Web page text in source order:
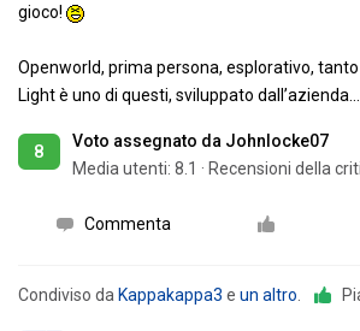
gioco!
Openworld, prima persona, esplorativo,
Light è uno di questi, sviluppato dall’azienda
8
Voto assegnato da Johnlocke07
Media utenti: 8.1 · Recensioni della
Commenta
Condiviso da Kappakappa3 e un altro